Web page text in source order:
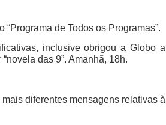
de Todos os Programas”.
inclusive obrigou a Globo a
das 9”. Amanhã, 18h.
diferentes mensagens relativas à